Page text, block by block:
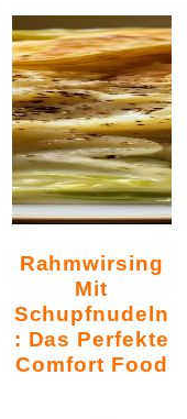
Rahmwirsing
Mit
Schupfnudeln
: Das Perfekte
Comfort Food